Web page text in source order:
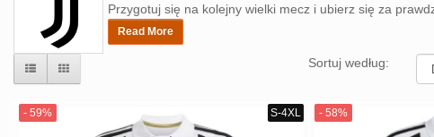
Przygotuj się na kolejny wielki mecz i ubierz się za
Read More
Sortuj według: